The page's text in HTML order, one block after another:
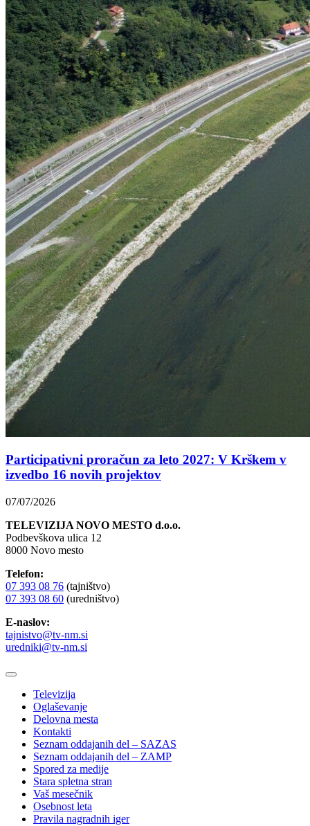
Participativni proračun za leto 2027: V Krškem v
izvedbo 16 novih projektov
07/07/2026
TELEVIZIJA NOVO MESTO d.o.o.
Podbevškova ulica 12
8000 Novo mesto
Telefon:
07 393 08 76 (tajništvo)
07 393 08 60 (uredništvo)
E-naslov:
tajnistvo@tv-nm.si
uredniki@tv-nm.si
Televizija
Oglaševanje
Delovna mesta
Kontakti
Seznam oddajanih del – SAZAS
Seznam oddajanih del – ZAMP
Spored za medije
Stara spletna stran
Vaš mesečnik
Osebnost leta
Pravila nagradnih iger